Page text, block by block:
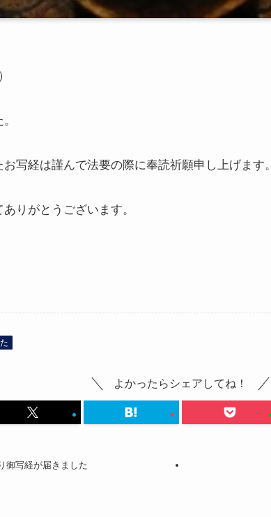
写経は謹んで法要の際に奉読祈願申し上げます。
りがとうございます。
よかったらシェアしてね！
御写経が届きました